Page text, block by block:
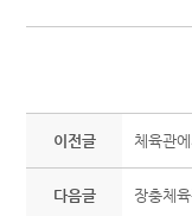
이전글 체육관
다음글 장충체